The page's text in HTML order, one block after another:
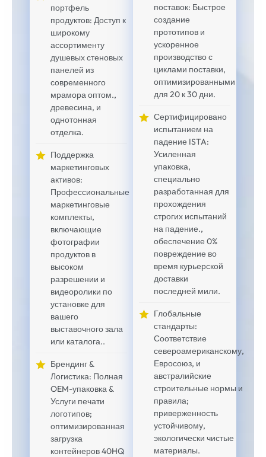
портфель
продуктов: Доступ к
широкому
ассортименту
душевых стеновых
панелей из
современного
мрамора оптом.,
древесина, и
однотонная
отделка.
Поддержка
маркетинговых
активов:
Профессиональные
маркетинговые
комплекты,
включающие
фотографии
продуктов в
высоком
разрешении и
видеоролики по
установке для
вашего
выставочного зала
или каталога..
Брендинг &
Логистика: Полная
OEM-упаковка &
Услуги печати
логотипов;
оптимизированная
загрузка
контейнеров 40HQ
поставок: Быстрое
создание
прототипов и
ускоренное
производство с
циклами поставки,
оптимизированными
для 20 к 30 дни.
Сертифицировано
испытанием на
падение ISTA:
Усиленная
упаковка,
специально
разработанная для
прохождения
строгих испытаний
на падение.,
обеспечение 0%
повреждение во
время курьерской
доставки
последней мили.
Глобальные
стандарты:
Соответствие
североамериканскому,
Евросоюз, и
австралийские
строительные нормы и
правила;
приверженность
устойчивому,
экологически чистые
материалы.